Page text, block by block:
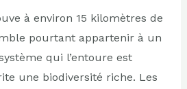
à environ 15 kilomètres de
pourtant appartenir à un
qui l’entoure est
une biodiversité riche. Les